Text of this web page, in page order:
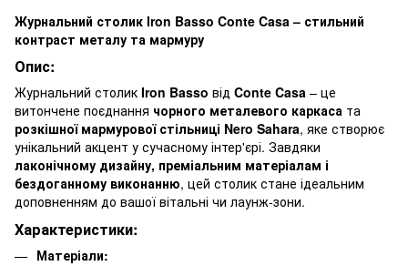
Журнальний столик Iron Basso Conte Casa – стильний
контраст металу та мармуру
Опис:
Журнальний столик Iron Basso від Conte Casa – це
витончене поєднання чорного металевого каркаса та
розкішної мармурової стільниці Nero Sahara, яке створює
унікальний акцент у сучасному інтер'єрі. Завдяки
лаконічному дизайну, преміальним матеріалам і
бездоганному виконанню, цей столик стане ідеальним
доповненням до вашої вітальні чи лаунж-зони.
Характеристики:
Матеріали: